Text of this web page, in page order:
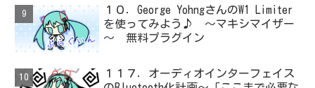
１０．George YohngさんのW1 Limiter
を使ってみよう♪ ～マキシマイザー
～ 無料プラグイン
１１７．オーディオインターフェイス